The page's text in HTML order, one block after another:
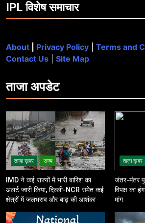
IPL विशेष समाचार
About Privacy Policy Terms and
Contact Us
Site Map
ताजाअपडेट
ताज़ा ख़बर राज्य
IMD ने कई राज्यों में भारी बारिश का
अलर्ट जारी किया, दिल्ली-NCR समेत कई
क्षेत्रों में जलभराव और बाढ़ की आशंका
ताज़ा ख़बर
जंतर-मंतर
विपक्ष का
मांग